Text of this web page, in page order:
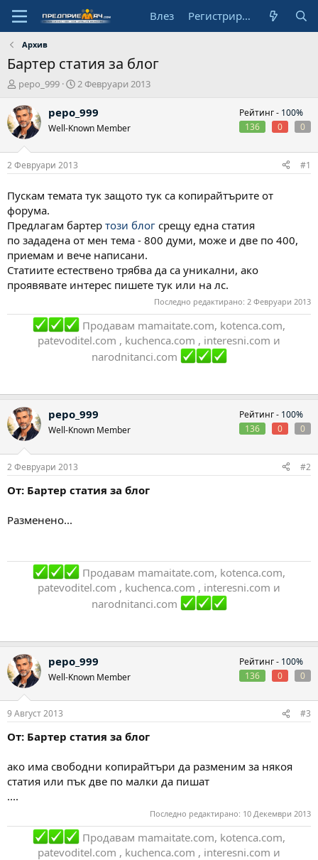
Влез Регистрирай се
Архив
Бартер статия за блог
А
т
о
р
pepo_999
Н
ч
а
л
а
д
т
2 Февруари 2013
pepo_999
Well-Known Member
Рейтинг - 100%
136
0 0
2 Февруари 2013 #1
Пускам темата тук защото тук са копирайтърите от
форума.
Предлагам бартер този блог срещу една статия
по зададена от мен тема - 800 думи, може и две по 400,
приемам и вече написани.
Статиите естествено трябва да са уникални, ако
проявявате интерес пишете тук или на лс.
Последно редактирано: 2 Февруари 2013
Продавам mamaitate.com, kotenca.com,
patevoditel.com , kuchenca.com , interesni.com и
narodnitanci.com
pepo_999
Well-Known Member
Рейтинг - 100%
136
0 0
2 Февруари 2013 #2
От: Бартер статия за блог
Разменено...
Продавам mamaitate.com, kotenca.com,
patevoditel.com , kuchenca.com , interesni.com и
narodnitanci.com
pepo_999
Well-Known Member
Рейтинг - 100%
136
0 0
9 Август 2013 #3
От: Бартер статия за блог
ако има свободни копирайтъри да разменим за някоя
статия или пък две по малки да пишат
....
Последно редактирано: 10 Декември 2013
Продавам mamaitate.com, kotenca.com,
patevoditel.com , kuchenca.com , interesni.com и